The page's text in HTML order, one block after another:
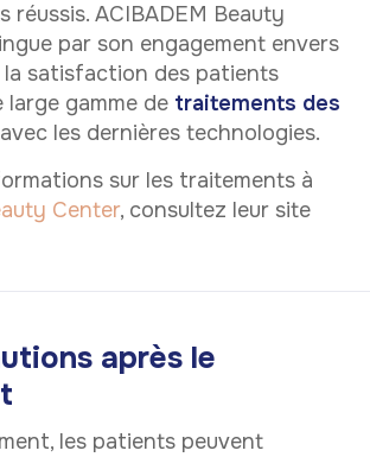
réussis. ACIBADEM Beauty
par son engagement envers
la satisfaction des patients
gamme de traitements des
avec les dernières technologies.
sur les traitements à
Center, consultez leur site
après le
les patients peuvent